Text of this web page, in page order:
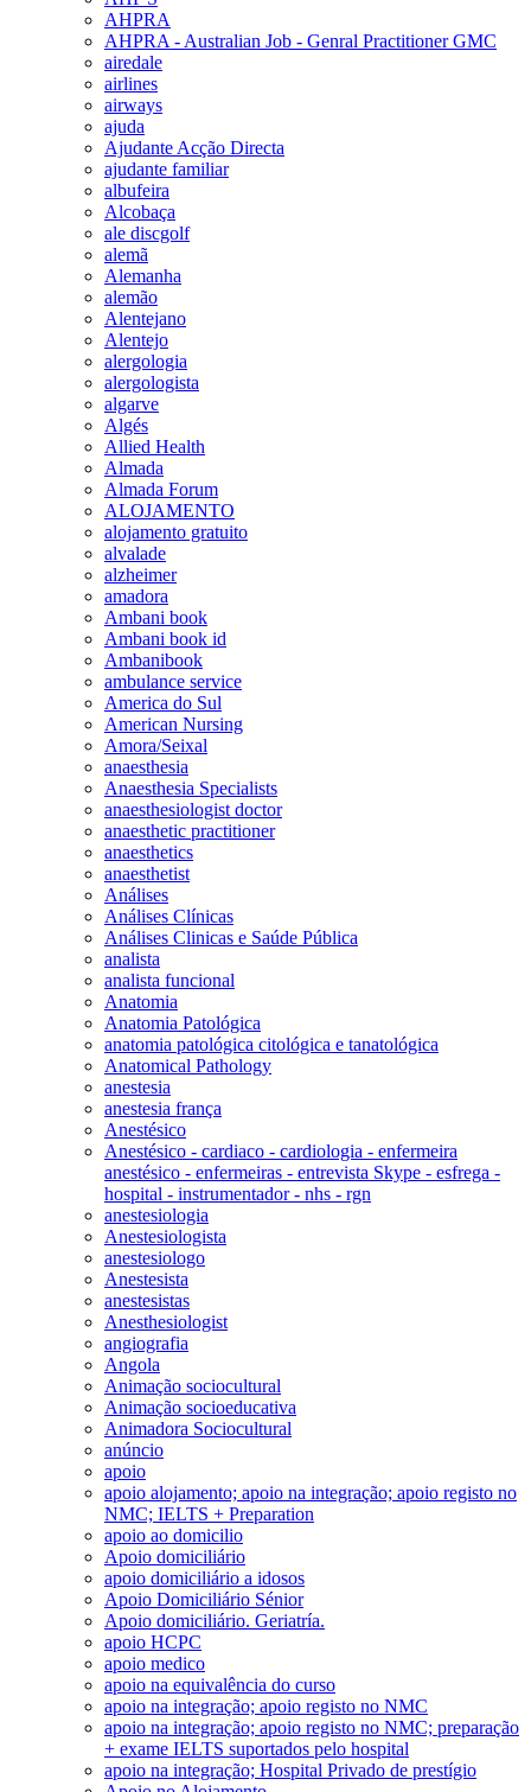
AHPRA
AHPRA - Australian Job - Genral Practitioner GMC
airedale
airlines
airways
ajuda
Ajudante Acção Directa
ajudante familiar
albufeira
Alcobaça
ale discgolf
alemã
Alemanha
alemão
Alentejano
Alentejo
alergologia
alergologista
algarve
Algés
Allied Health
Almada
Almada Forum
ALOJAMENTO
alojamento gratuito
alvalade
alzheimer
amadora
Ambani book
Ambani book id
Ambanibook
ambulance service
America do Sul
American Nursing
Amora/Seixal
anaesthesia
Anaesthesia Specialists
anaesthesiologist doctor
anaesthetic practitioner
anaesthetics
anaesthetist
Análises
Análises Clínicas
Análises Clinicas e Saúde Pública
analista
analista funcional
Anatomia
Anatomia Patológica
anatomia patológica citológica e tanatológica
Anatomical Pathology
anestesia
anestesia frança
Anestésico
Anestésico - cardiaco - cardiologia - enfermeira
anestésico - enfermeiras - entrevista Skype - esfrega -
hospital - instrumentador - nhs - rgn
anestesiologia
Anestesiologista
anestesiologo
Anestesista
anestesistas
Anesthesiologist
angiografia
Angola
Animação sociocultural
Animação socioeducativa
Animadora Sociocultural
anúncio
apoio
apoio alojamento; apoio na integração; apoio registo no
NMC; IELTS + Preparation
apoio ao domicilio
Apoio domiciliário
apoio domiciliário a idosos
Apoio Domiciliário Sénior
Apoio domiciliário. Geriatría.
apoio HCPC
apoio medico
apoio na equivalência do curso
apoio na integração; apoio registo no NMC
apoio na integração; apoio registo no NMC; preparação
+ exame IELTS suportados pelo hospital
apoio na integração; Hospital Privado de prestígio